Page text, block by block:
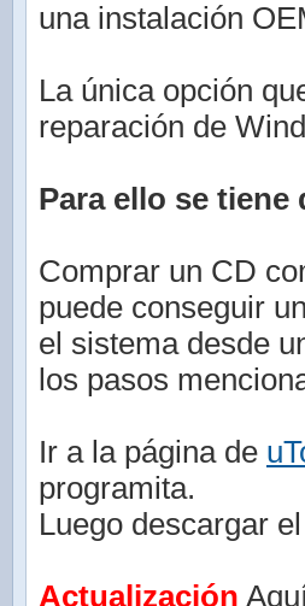
una instalación
La única opción
reparación de
Para ello se
Comprar un CD
puede conseguir
el sistema desde
los pasos
Ir a la página de
programita.
Luego descargar
Actualización